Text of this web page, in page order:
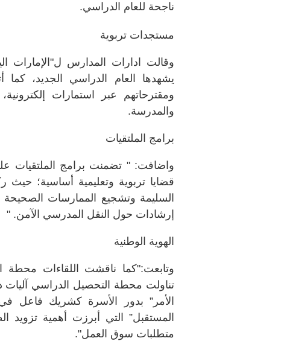
ناجحة للعام الدراسي.
مستجدات تربوية
وقالت ادارات المدارس ل"الإمارات
يشهدها العام الدراسي الجديد، كما
ومقترحاتهم عبر استمارات
والمدرسة.
برامج الملتقيات
واضافت: " تضمنت برامج الملتقيات
قضايا تربوية وتعليمية أساسية؛
السليمة وتشجيع الممارسات
إرشادات حول النقل المدرسي الآمن. "
الهوية الوطنية
وتابعت:"كما ناقشت اللقاءات محطة
تناولت محطة التحصيل الدراسي
الأمر” بدور الأسرة كشريك فاعل
المستقبل” التي أبرزت أهمية تزويد
متطلبات سوق العمل".